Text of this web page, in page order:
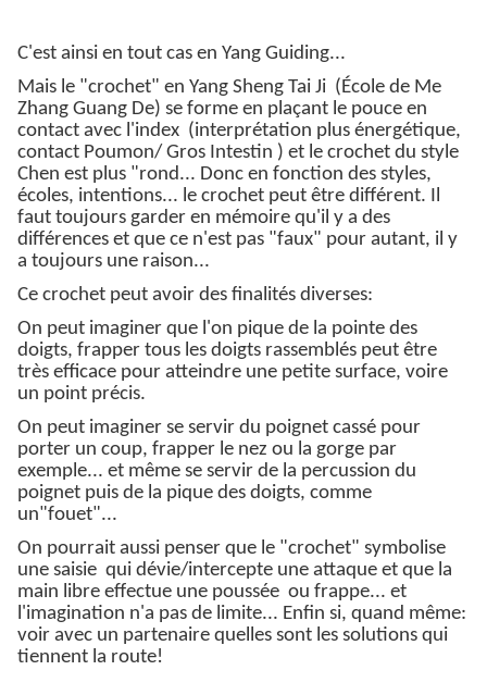
C'est ainsi en tout cas en Yang Guiding...
Mais le "crochet" en Yang Sheng Tai Ji (École de Me
Zhang Guang De) se forme en plaçant le pouce en
contact avec l'index (interprétation plus énergétique,
contact Poumon/ Gros Intestin ) et le crochet du style
Chen est plus "rond... Donc en fonction des styles,
écoles, intentions... le crochet peut être différent. Il
faut toujours garder en mémoire qu'il y a des
différences et que ce n'est pas "faux" pour autant, il y
a toujours une raison...
Ce crochet peut avoir des finalités diverses:
On peut imaginer que l'on pique de la pointe des
doigts, frapper tous les doigts rassemblés peut être
très efficace pour atteindre une petite surface, voire
un point précis.
On peut imaginer se servir du poignet cassé pour
porter un coup, frapper le nez ou la gorge par
exemple... et même se servir de la percussion du
poignet puis de la pique des doigts, comme
un"fouet"...
On pourrait aussi penser que le "crochet" symbolise
une saisie qui dévie/intercepte une attaque et que la
main libre effectue une poussée ou frappe... et
l'imagination n'a pas de limite... Enfin si, quand même:
voir avec un partenaire quelles sont les solutions qui
tiennent la route!